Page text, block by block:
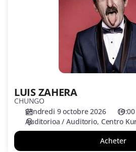
LUIS ZAHERA
CHUNGO
vendredi 9 octobre 2026
19:00
Auditorioa / Auditorio Centro
Acheter